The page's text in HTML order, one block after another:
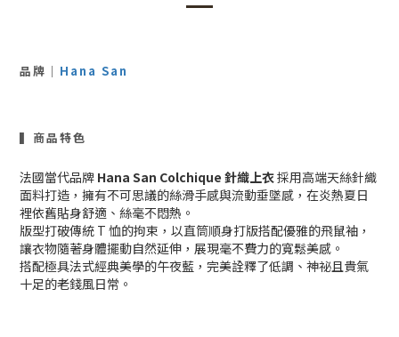
品牌｜ Hana San
▍商品特色
法國當代品牌 Hana San Colchique 針織上衣採用高端天絲針織
面料打造，擁有不可思議的絲滑手感與流動垂墜感，在炎熱夏日
裡依舊貼身舒適、絲毫不悶熱。
版型打破傳統 T 恤的拘束，以直筒順身打版搭配優雅的飛鼠袖 ，
讓衣物隨著身體擺動自然延伸，展現毫不費力的寬鬆美感。
搭配極具法式經典美學的午夜藍 ，完美詮釋了低調、神祕且貴氣
十足的老錢風日常。